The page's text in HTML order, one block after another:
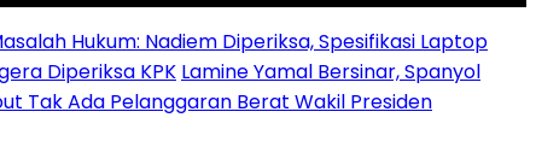
Hukum: Nadiem Diperiksa, Spesifikasi Laptop
Diperiksa KPK Lamine Yamal Bersinar, Spanyol
Tak Ada Pelanggaran Berat Wakil Presiden